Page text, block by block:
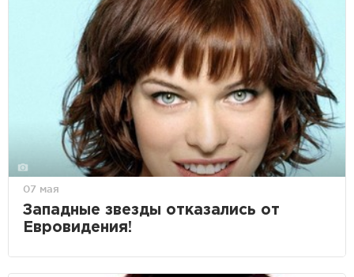
07 мая
Западные звезды отказались от
Евровидения!